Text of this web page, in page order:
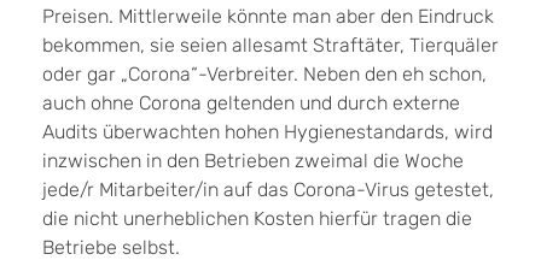
Preisen. Mittlerweile könnte man aber den Eindruck
bekommen, sie seien allesamt Straftäter, Tierquäler
oder gar „Corona“-Verbreiter. Neben den eh schon,
auch ohne Corona geltenden und durch externe
Audits überwachten hohen Hygienestandards, wird
inzwischen in den Betrieben zweimal die Woche
jede/r Mitarbeiter/in auf das Corona-Virus getestet,
die nicht unerheblichen Kosten hierfür tragen die
Betriebe selbst.